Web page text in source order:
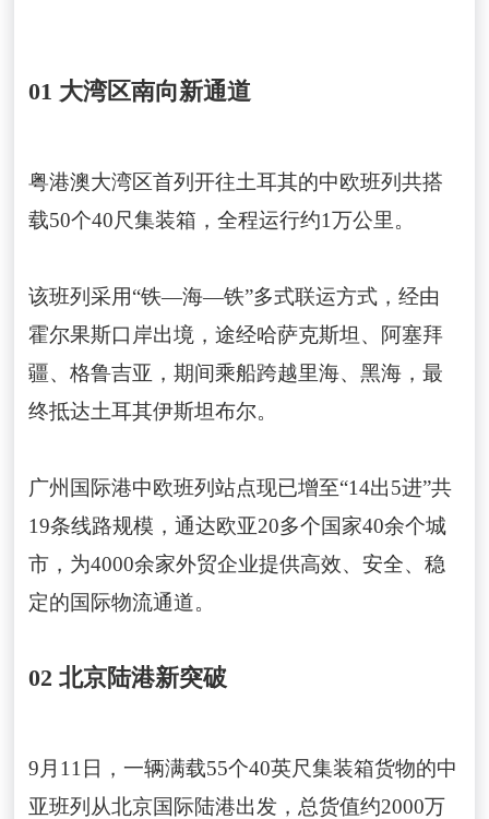
01 大湾区南向新通道
粤港澳大湾区首列开往土耳其的中欧班列共搭
载50个40尺集装箱，全程运行约1万公里。
该班列采用“铁—海—铁”多式联运方式，经由
霍尔果斯口岸出境，途经哈萨克斯坦、阿塞拜
疆、格鲁吉亚，期间乘船跨越里海、黑海，最
终抵达土耳其伊斯坦布尔。
广州国际港中欧班列站点现已增至“14出5进”共
19条线路规模，通达欧亚20多个国家40余个城
市，为4000余家外贸企业提供高效、安全、稳
定的国际物流通道。
02 北京陆港新突破
9月11日，一辆满载55个40英尺集装箱货物的中
亚班列从北京国际陆港出发，总货值约2000万